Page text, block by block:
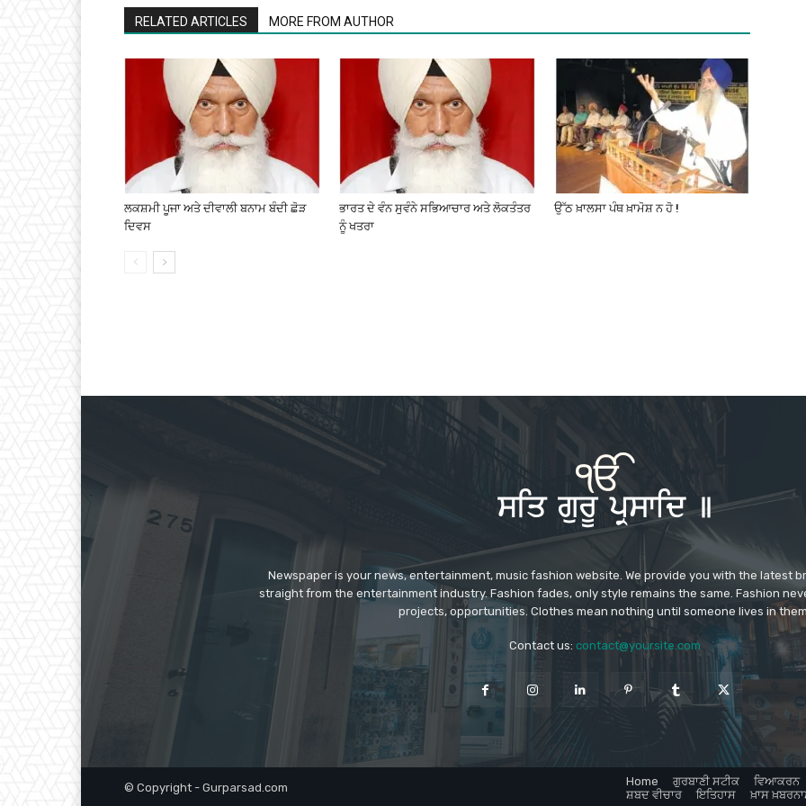
RELATED ARTICLES MORE FROM AUTHOR
ਲਕਸ਼ਮੀ ਪੂਜਾ ਅਤੇ ਦੀਵਾਲੀ ਬਨਾਮ ਬੰਦੀ ਛੋੜ
ਦਿਵਸ
ਭਾਰਤ ਦੇ ਵੰਨ ਸੁਵੰਨੇ ਸਭਿਆਚਾਰ ਅਤੇ ਲੋਕਤੰਤਰ
ਨੂੰ ਖਤਰਾ
ਉੱਠ ਖ਼ਾਲਸਾ ਪੰਥ ਖ਼ਾਮੋਸ਼ ਨ ਹੋ !
Newspaper is your news, entertainment, music fashion website. We provide you with the latest
straight from the entertainment industry. Fashion fades, only style remains the same. Fashion
projects, opportunities. Clothes mean nothing until someone lives in
Contact us: contact@yoursite.com
© Copyright - Gurparsad.com Home ਗੁਰਬਾਣੀ ਸਟੀਕ
ਵਿਆਕਰਨ
ਸ਼ਬਦ ਵੀਚਾਰ
ਇਤਿਹਾਸ ਖ਼ਾਸ